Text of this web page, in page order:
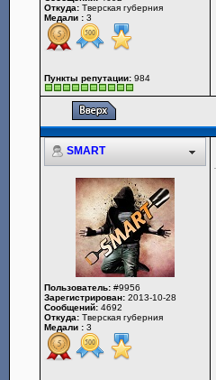
Откуда: Тверская губерния
Медали : 3
Пункты репутации: 984
SMART
Пользователь: #9956
Зарегистрирован: 2013-10-28
Сообщений: 4692
Откуда: Тверская губерния
Медали : 3